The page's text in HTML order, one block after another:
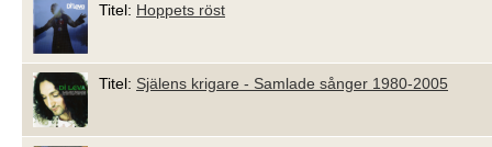
Titel: Hoppets röst
Titel: Själens krigare - Samlade sånger 1980-2005